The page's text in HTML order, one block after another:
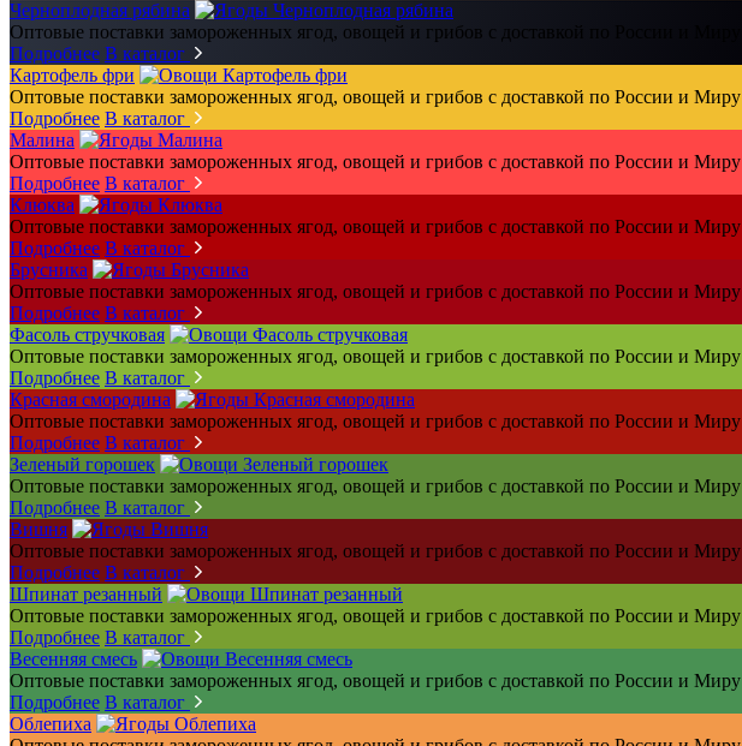
Черноплодная рябина
Оптовые поставки замороженных ягод, овощей и грибов с доставкой по
Подробнее В каталог
Картофель фри
Оптовые поставки замороженных ягод, овощей и грибов с доставкой по России и Миру
Подробнее В каталог
Малина
Оптовые поставки замороженных ягод, овощей и грибов с доставкой по России и Миру
Подробнее В каталог
Клюква
Оптовые поставки замороженных ягод, овощей и грибов с доставкой по России и Миру
Подробнее В каталог
Брусника
Оптовые поставки замороженных ягод, овощей и грибов с доставкой по России и Миру
Подробнее В каталог
Фасоль стручковая
Оптовые поставки замороженных ягод, овощей и грибов с доставкой по России и Миру
Подробнее В каталог
Красная смородина
Оптовые поставки замороженных ягод, овощей и грибов с доставкой по России и Миру
Подробнее В каталог
Зеленый горошек
Оптовые поставки замороженных ягод, овощей и грибов с доставкой по России и Миру
Подробнее В каталог
Вишня
Оптовые поставки замороженных ягод, овощей и грибов с доставкой по России и Миру
Подробнее В каталог
Шпинат резанный
Оптовые поставки замороженных ягод, овощей и грибов с доставкой по России и Миру
Подробнее В каталог
Весенняя смесь
Оптовые поставки замороженных ягод, овощей и грибов с доставкой по России и Миру
Подробнее В каталог
Облепиха